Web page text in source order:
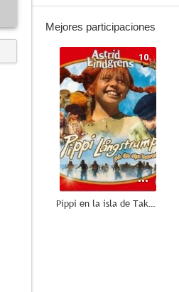
Mejores participaciones
10
Pippi en la isla de Taka-Tuka